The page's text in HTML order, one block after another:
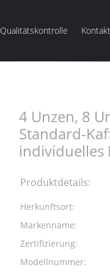
Qualitätskontrolle
4 Unzen, 8
Standard-
individuelles
Produktdetails:
Herkunftsort:
Markenname:
Zertifizierung:
Modellnummer: